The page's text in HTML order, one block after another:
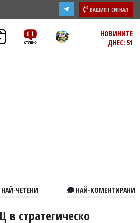
ВАШИЯТ СИГНАЛ
НОВИНИТЕ
ДНЕС: 51
НАЙ-ЧЕТЕНИ НАЙ-КОМЕНТИРАНИ
стратегическо